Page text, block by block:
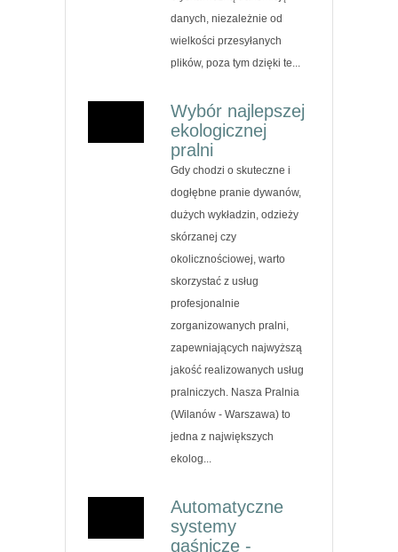
danych, niezależnie od
wielkości przesyłanych
plików, poza tym dzięki te...
Wybór najlepszej
ekologicznej
pralni
Gdy chodzi o skuteczne i
dogłębne pranie dywanów,
dużych wykładzin, odzieży
skórzanej czy
okolicznościowej, warto
skorzystać z usług
profesjonalnie
zorganizowanych pralni,
zapewniających najwyższą
jakość realizowanych usług
pralniczych. Nasza Pralnia
(Wilanów - Warszawa) to
jedna z największych
ekolog...
Automatyczne
systemy
gaśnicze -